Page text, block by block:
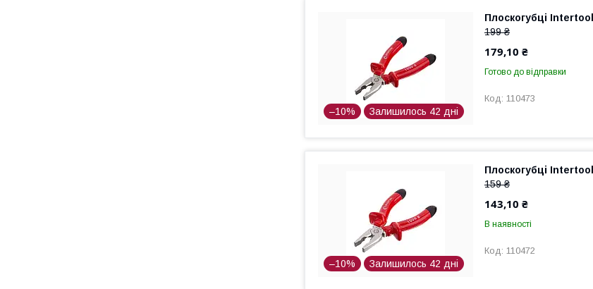
–10% Залишилось 42 дні
Плоскогубці
199 ₴
179,10 ₴
Готово до відправки
110473
–10% Залишилось 42 дні
Плоскогубці
159 ₴
143,10 ₴
В наявності
110472